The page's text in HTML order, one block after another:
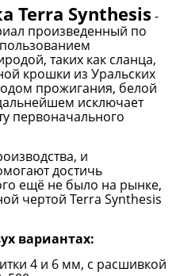
Terra Synthesis -
произведенный по
таких как сланца,
крошки из Уральских
прожигания, белой
исключает
первоначального
и
достичь
ещё не было на рынке,
чертой Terra Synthesis
вариантах:
4 и 6 мм, с расшивкой